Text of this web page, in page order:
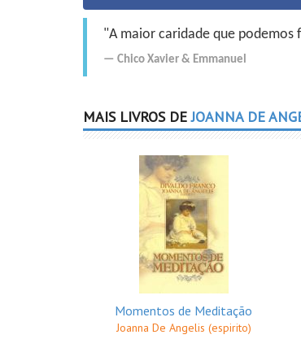
"A maior caridade que podemos
Chico Xavier & Emmanuel
MAIS LIVROS DEJOANNA DE
Momentos de Meditação
Joanna De Angelis (espirito)